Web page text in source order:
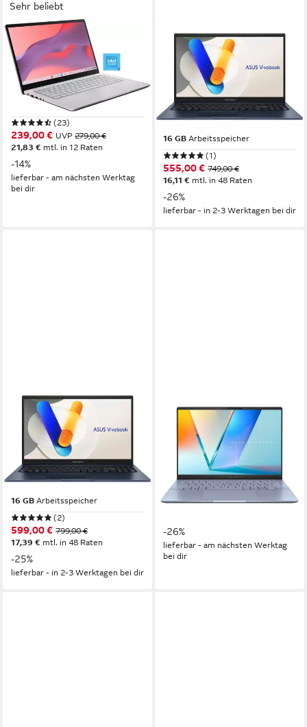
Sehr beliebt
CX14 CX1405CTA-S60607
Chromebook
14 Zoll Bildschirmdiagonale
Intel N-Reihe Prozessor
UHD Graphics
Grafikkarte
(23)
239,00 € UVP 279,00 €
21,83 € mtl. in 12 Raten
-14%
lieferbar - am nächsten Werktag
bei dir
ASUS
#8087, 17.3", Intel Core i3
1315U, 6 x 4.5GHz, 16GB
RAM, 512GB SSD Business-
Notebook
17.3 Zoll Bildschirmdiagonale
16 GB Arbeitsspeicher
(1)
555,00 € 749,00 €
16,11 € mtl. in 48 Raten
-26%
lieferbar - in 2-3 Werktagen bei dir
ASUS
#8247, 15.6", Intel Core 5
120U, 10 x 5.0GHz, 16GB
DDR5 RAM, 512GB SSD
Business-Notebook
15.6 Zoll Bildschirmdiagonale
16 GB Arbeitsspeicher
(2)
599,00 € 799,00 €
17,39 € mtl. in 48 Raten
-25%
lieferbar - in 2-3 Werktagen bei dir
Vivobook S 14 U7-258V 32
1TB S5406SA-QD230W
Notebook
Bildschirmdiagonale
Intel Core Ultra 7 Prozessor
32 GB Arbeitsspeicher
1.104,52 € UVP1.499,00 €
-26%
lieferbar - am nächsten Werktag
bei dir